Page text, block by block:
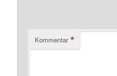
Kommentar *